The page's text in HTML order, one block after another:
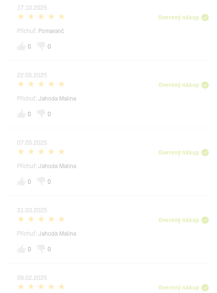
17.10.2025
Overený nákup
Příchuť: Pomaranč
0
0
22.05.2025
Overený nákup
Příchuť: Jahoda Malina
0
0
07.05.2025
Overený nákup
Příchuť: Jahoda Malina
0
0
31.03.2025
Overený nákup
Příchuť: Jahoda Malina
0
0
09.02.2025
Overený nákup